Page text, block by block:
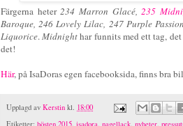
Färgerna heter234 Marron Glacé,235
Baroque, 246 Lovely Lilac, 247 Purple
Liquorice.Midnighthar funnits med ett tag,
det!
Här, på IsaDoras egen facebooksida, finns bra
Upplagd av Kerstin kl. 18:00